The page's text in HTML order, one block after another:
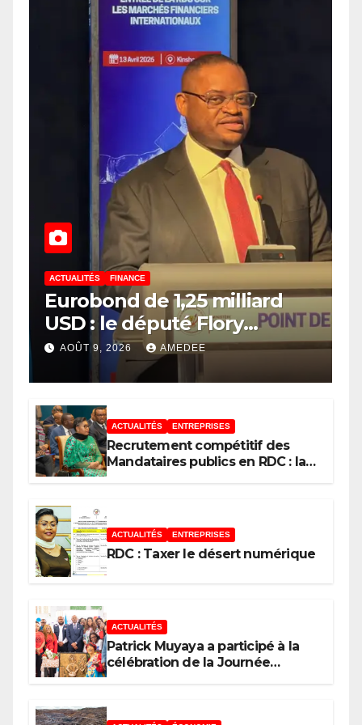
ACTUALITÉS FINANCE
Eurobond de 1,25 milliard
USD : le député Flory
Mapamboli relève 4
paradoxes sur cet
Gouvernement
AOÛT 9, 2026 AMEDEE
ACTUALITÉS ENTREPRISES
Recrutement compétitif des
Mandataires publics en RDC : la
ACTUALITÉS ENTREPRISES
RDC : Taxer le désert numérique
ACTUALITÉS
Patrick Muyaya a participé à la
célébration de la Journée